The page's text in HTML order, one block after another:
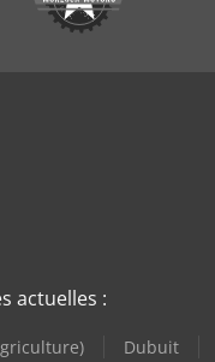
actuelles :
Dubuit